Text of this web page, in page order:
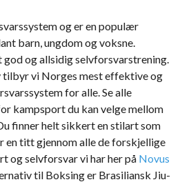
og er en populær
barn, ungdom og voksne.
og allsidig selvforsvarstrening.
tilbyr vi Norges mest effektive og
for alle. Se alle
kampsport du kan velge mellom
finner helt sikkert en stilart som
en titt gjennom alle de forskjellige
og selvforsvar vi har her på Novus
til Boksing er Brasiliansk Jiu-